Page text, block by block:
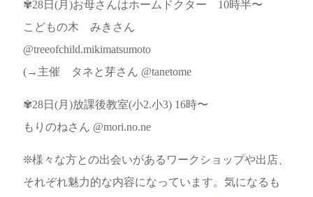
✾28日(月)お母さんはホームドクター 10時半〜
こどもの木 みきさん
@treeofchild.mikimatsumoto
(→主催 タネと芽さん @tanetome
✾28日(月)放課後教室(小2.小3) 16時〜
もりのねさん @mori.no.ne
❊様々な方との出会いがあるワークショップや出店、
それぞれ魅力的な内容になっています。気になるも